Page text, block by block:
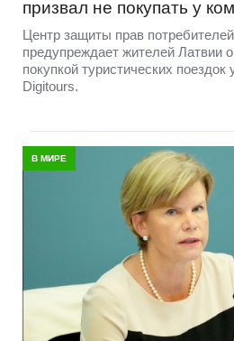
призвал не покупать у
Центр защиты прав
предупреждает жителей Латвии
покупкой туристических поездок
Digitours.
В МИРЕ